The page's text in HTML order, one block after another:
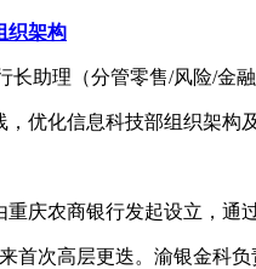
织架构
助理（分管零售/风险/金融
优化信息科技部组织架构
庆农商银行发起设立，
首次高层更迭。渝银金科